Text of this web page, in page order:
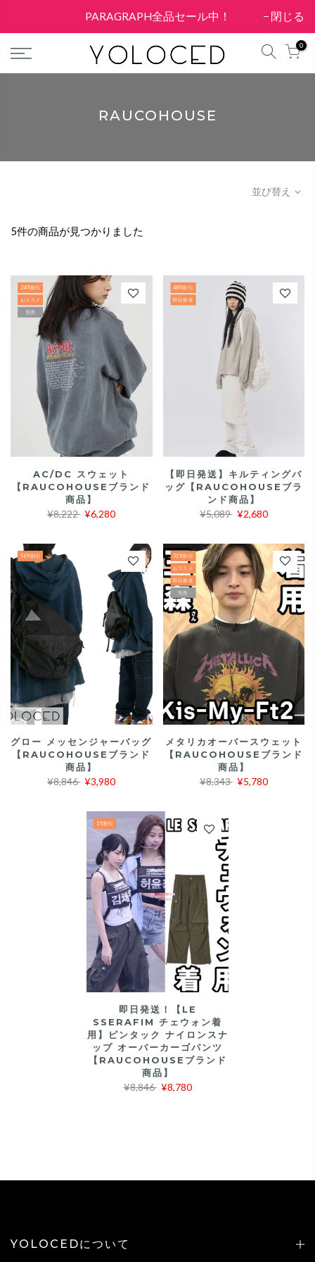
PARAGRAPH全品セール中！ 閉じる
0
RAUCOHOUSE
並び替え
5件の商品が見つかりました
24%割引
おススメ
完売
AC/DC スウェット
【RAUCOHOUSEブランド
商品】
¥8,222 ¥6,280
48%割引
即日発送
【即日発送】キルティングバ
ッグ【RAUCOHOUSEブラ
ンド商品】
¥5,089 ¥2,680
56%割引
グロー メッセンジャーバッグ
【RAUCOHOUSEブランド
商品】
¥8,846 ¥3,980
31%割引
おススメ
即日発送
完売
メタリカオーバースウェット
【RAUCOHOUSEブランド
商品】
¥8,343 ¥5,780
1%割引
即日発送！【LE
SSERAFIM チェウォン着
用】ピンタック ナイロンスナ
ップ オーバーカーゴパンツ
【RAUCOHOUSEブランド
商品】
¥8,846 ¥8,780
YOLOCEDについて